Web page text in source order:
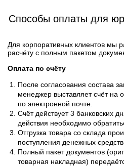
Способы оплаты для
Для корпоративных клиентов мы
расчёту с полным пакетом
Оплата по счёту
После согласования состава
менеджер выставляет счёт на
по электронной почте.
Счёт действует 3 банковских
действия необходимо
Отгрузка товара со склада
поступления денежных
Полный пакет документов
товарная накладная)